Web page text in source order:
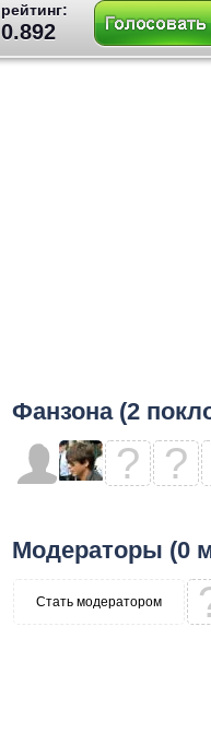
рейтинг:
0.892
Фанзона (2
? ?
Модераторы (0
Стать модератором